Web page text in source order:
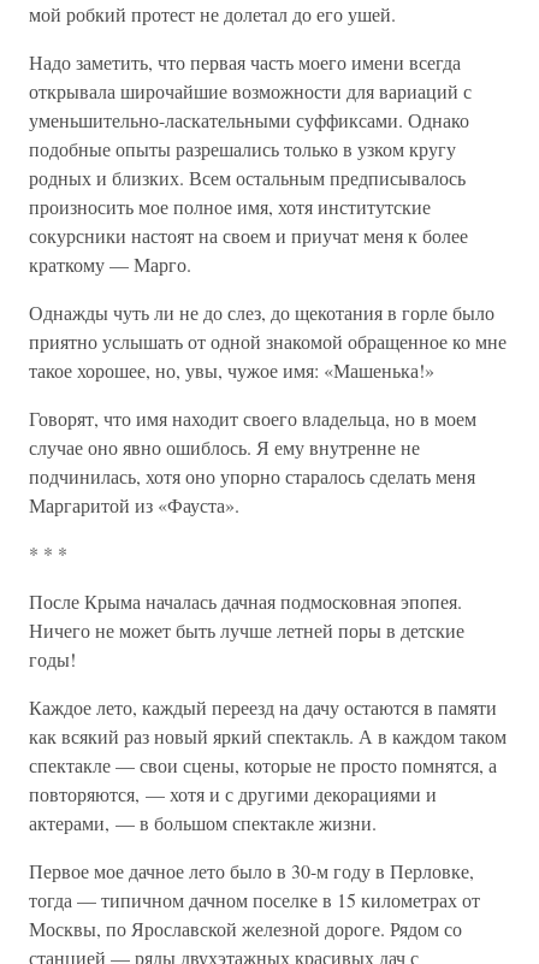
мой робкий протест не долетал до его ушей.
Надо заметить, что первая часть моего имени всегда
открывала широчайшие возможности для вариаций с
уменьшительно-ласкательными суффиксами. Однако
подобные опыты разрешались только в узком кругу
родных и близких. Всем остальным предписывалось
произносить мое полное имя, хотя институтские
сокурсники настоят на своем и приучат меня к более
краткому — Марго.
Однажды чуть ли не до слез, до щекотания в горле было
приятно услышать от одной знакомой обращенное ко мне
такое хорошее, но, увы, чужое имя: «Машенька!»
Говорят, что имя находит своего владельца, но в моем
случае оно явно ошиблось. Я ему внутренне не
подчинилась, хотя оно упорно старалось сделать меня
Маргаритой из «Фауста».
* * *
После Крыма началась дачная подмосковная эпопея.
Ничего не может быть лучше летней поры в детские
годы!
Каждое лето, каждый переезд на дачу остаются в памяти
как всякий раз новый яркий спектакль. А в каждом таком
спектакле — свои сцены, которые не просто помнятся, а
повторяются, — хотя и с другими декорациями и
актерами, — в большом спектакле жизни.
Первое мое дачное лето было в 30-м году в Перловке,
тогда — типичном дачном поселке в 15 километрах от
Москвы, по Ярославской железной дороге. Рядом со
станцией — ряды двухэтажных красивых дач с